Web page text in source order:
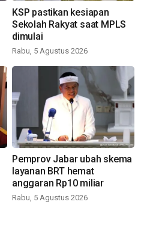
KSP pastikan kesiapan
Sekolah Rakyat saat MPLS
dimulai
Rabu, 5 Agustus 2026
Pemprov Jabar ubah skema
layanan BRT hemat
anggaran Rp10 miliar
Rabu, 5 Agustus 2026